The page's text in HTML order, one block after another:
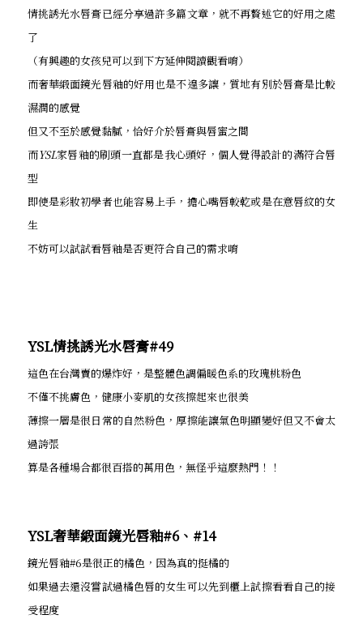
情挑誘光水唇膏已經分享過許多篇文章，就不再贅述它的好用之處
了
（有興趣的女孩兒可以到下方延伸閱讀觀看唷）
而奢華緞面鏡光唇釉的好用也是不遑多讓，質地有別於唇膏是比較
濕潤的感覺
但又不至於感覺黏膩，恰好介於唇膏與唇蜜之間
而YSL家唇釉的刷頭一直都是我心頭好，個人覺得設計的滿符合唇
型
即使是彩妝初學者也能容易上手，擔心嘴唇較乾或是在意唇紋的女
生
不妨可以試試看唇釉是否更符合自己的需求唷
YSL情挑誘光水唇膏#49
這色在台灣賣的爆炸好，是整體色調偏暖色系的玫瑰桃粉色
不僅不挑膚色，健康小麥肌的女孩擦起來也很美
薄擦一層是很日常的自然粉色，厚擦能讓氣色明顯變好但又不會太
過誇張
算是各種場合都很百搭的萬用色，無怪乎這麼熱門！！
YSL奢華緞面鏡光唇釉#6、#14
鏡光唇釉#6是很正的橘色，因為真的挺橘的
如果過去還沒嘗試過橘色唇的女生可以先到櫃上試擦看看自己的接
受程度